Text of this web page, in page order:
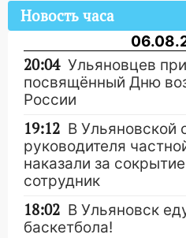
Новость часа
20:04 Ульяновцев
посвящённый Дню
России
19:12 В Ульяновской
руководителя
наказали за
сотрудник
18:02 В Ульяновск
баскетбола!